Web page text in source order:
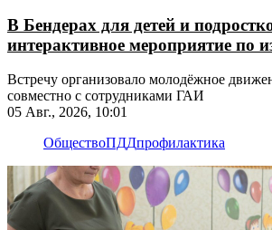
В Бендерах для детей и
интерактивное мероприятие по
Встречу организовало молодёжное
совместно с сотрудниками ГАИ
05 Авг., 2026, 10:01
ОбществоПДДпрофилактика